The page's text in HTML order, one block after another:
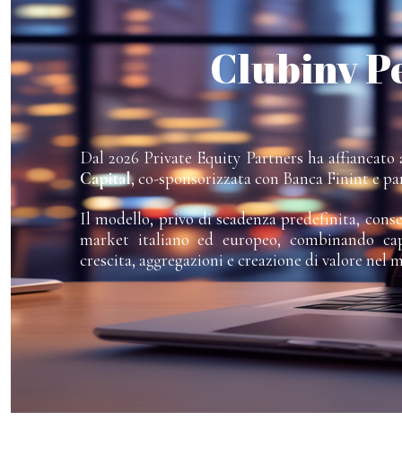
Clubinv
Dal 2026 Private Equity Partners ha
Capital, co-sponsorizzata con Banca Finint e
Il modello, privo di scadenza predefinita,
market italiano ed europeo, combinando
crescita, aggregazioni e creazione di valore nel